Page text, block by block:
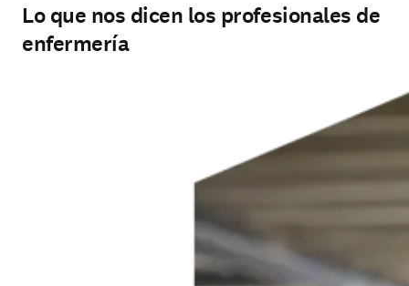
Lo que nos dicen los profesionales de
enfermería